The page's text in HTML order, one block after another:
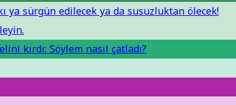
ya sürgün edilecek ya da susuzluktan ölecek!
kırdı: Söylem nasıl çatladı?